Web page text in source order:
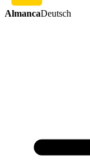
AlmancaDeutsch